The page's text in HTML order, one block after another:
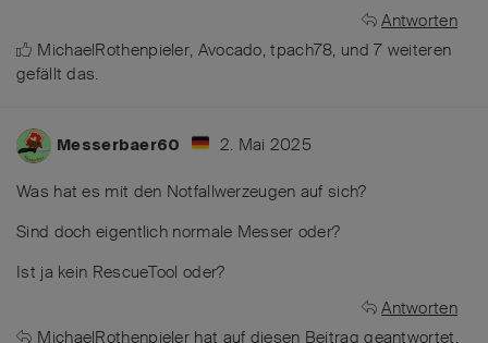
Antworten
MichaelRothenpieler, Avocado,tpach78, und7 weiteren
gefällt das.
Messerbaer60 2. Mai 2025
Was hat es mit den Notfallwerzeugen auf sich?
Sind doch eigentlich normale Messer oder?
Ist ja kein RescueTool oder?
Antworten
MichaelRothenpieler hat auf diesen Beitrag geantwortet.